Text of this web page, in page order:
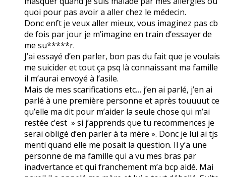
quoi pour pas avoir a aller chez le médecin.
Donc enft je veux aller mieux, vous imaginez pas cb
de fois par jour je m’imagine en train d’essayer de
me su*****r.
J’ai essayé d’en parler, bon pas du fait que je voulais
me suicider et tout ça psq là connaissant ma famille
il m’aurai envoyé à l’asile.
Mais de mes scarifications etc… j’en ai parlé, j’en ai
parlé à une première personne et après touuuut ce
qu’elle ma dit pour m’aider la seule chose qui m’ai
restée c’est » si j’apprends que tu recommences je
serai obligé d’en parler à ta mère ». Donc je lui ai tjs
menti quand elle me posait la question. Il y’a une
personne de ma famille qui a vu mes bras par
inadvertance et qui franchement m’a bcp aidé. Mai